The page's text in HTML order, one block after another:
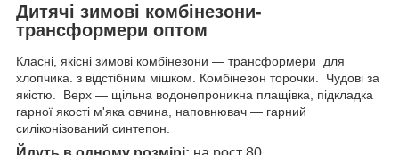
Дитячі зимові комбінезони-
трансформери оптом
Класні, якісні зимові комбінезони — трансформери для
хлопчика. з відстібним мішком. Комбінезон торочки. Чудові за
якістю. Верх — щільна водонепроникна плащівка, підкладка
гарної якості м'яка овчина, наповнювач — гарний
силіконізований синтепон.